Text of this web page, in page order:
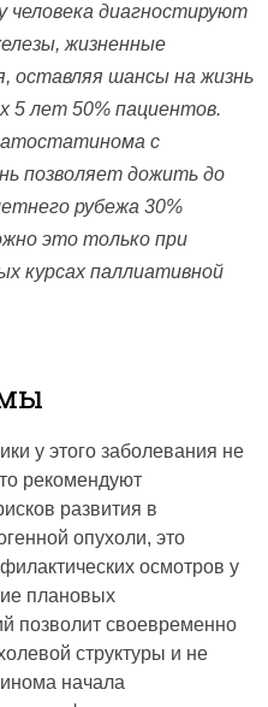
человека диагностируют
жизненные
оставляя шансы на жизнь
5 лет 50% пациентов.
с
позволяет дожить до
рубежа 30%
это только при
курсах паллиативной
у этого заболевания не
рекомендуют
развития в
опухоли, это
осмотров у
плановых
позволит своевременно
структуры и не
начала